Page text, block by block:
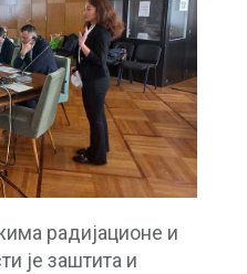
радијационе и
је заштита и